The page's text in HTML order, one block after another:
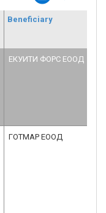
Beneficiary
ЕКУИТИ ФОРС ЕООД
ГОТМАР ЕООД